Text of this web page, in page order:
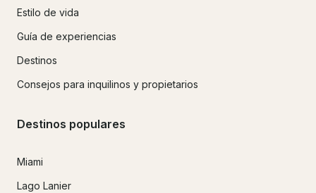
Estilo de vida
Guía de experiencias
Destinos
Consejos para inquilinos y propietarios
Destinos populares
Miami
Lago Lanier